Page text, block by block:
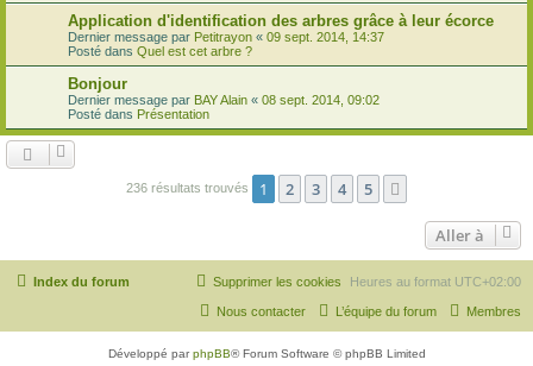
Application d'identification des arbres grâce à leur écorce
Dernier message par Petitrayon « 09 sept. 2014, 14:37
Posté dans Quel est cet arbre ?
Bonjour
Dernier message par BAY Alain « 08 sept. 2014, 09:02
Posté dans Présentation
236 résultats trouvés 1 2 3 4 5
Aller à
Index du forum Heures au format UTC+02:00
Supprimer les cookies
Membres
L’équipe du forum
Nous contacter
Développé parphpBB® Forum Software © phpBB Limited